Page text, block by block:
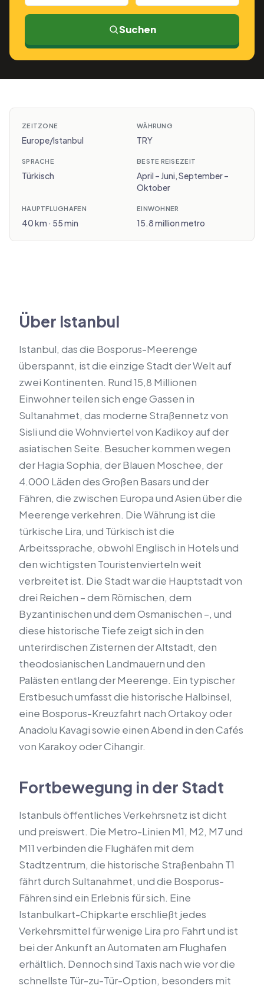
Suchen
ZEITZONE
Europe/Istanbul
WÄHRUNG
TRY
SPRACHE
Türkisch
BESTE REISEZEIT
April – Juni, September –
Oktober
HAUPTFLUGHAFEN
40 km · 55 min
EINWOHNER
15.8 million metro
Über Istanbul
Istanbul, das die Bosporus-Meerenge
überspannt, ist die einzige Stadt der Welt auf
zwei Kontinenten. Rund 15,8 Millionen
Einwohner teilen sich enge Gassen in
Sultanahmet, das moderne Straßennetz von
Sisli und die Wohnviertel von Kadikoy auf der
asiatischen Seite. Besucher kommen wegen
der Hagia Sophia, der Blauen Moschee, der
4.000 Läden des Großen Basars und der
Fähren, die zwischen Europa und Asien über die
Meerenge verkehren. Die Währung ist die
türkische Lira, und Türkisch ist die
Arbeitssprache, obwohl Englisch in Hotels und
den wichtigsten Touristenvierteln weit
verbreitet ist. Die Stadt war die Hauptstadt von
drei Reichen – dem Römischen, dem
Byzantinischen und dem Osmanischen –, und
diese historische Tiefe zeigt sich in den
unterirdischen Zisternen der Altstadt, den
theodosianischen Landmauern und den
Palästen entlang der Meerenge. Ein typischer
Erstbesuch umfasst die historische Halbinsel,
eine Bosporus-Kreuzfahrt nach Ortakoy oder
Anadolu Kavagi sowie einen Abend in den Cafés
von Karakoy oder Cihangir.
Fortbewegung in der Stadt
Istanbuls öffentliches Verkehrsnetz ist dicht
und preiswert. Die Metro-Linien M1, M2, M7 und
M11 verbinden die Flughäfen mit dem
Stadtzentrum, die historische Straßenbahn T1
fährt durch Sultanahmet, und die Bosporus-
Fähren sind ein Erlebnis für sich. Eine
Istanbulkart-Chipkarte erschließt jedes
Verkehrsmittel für wenige Lira pro Fahrt und ist
bei der Ankunft an Automaten am Flughafen
erhältlich. Dennoch sind Taxis nach wie vor die
schnellste Tür-zu-Tür-Option, besonders mit